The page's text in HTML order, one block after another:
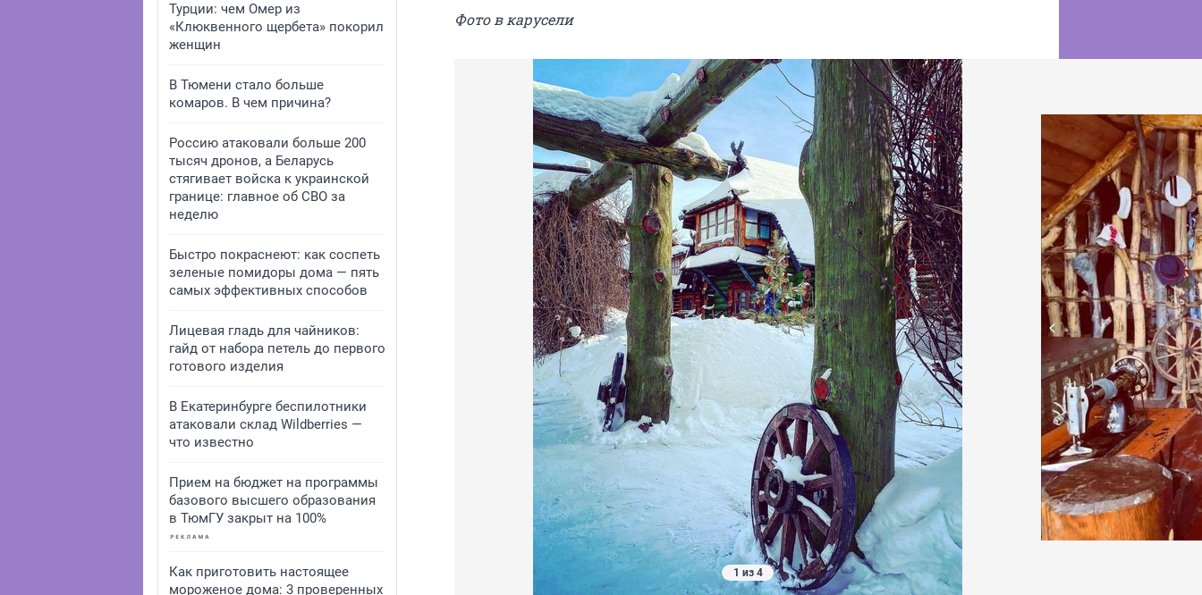
Турции: чем Омер из
«Клюквенного щербета» покорил
женщин
В Тюмени стало больше
комаров. В чем причина?
Россию атаковали больше 200
тысяч дронов, а Беларусь
стягивает войска к украинской
границе: главное об СВО за
неделю
Быстро покраснеют: как соспеть
зеленые помидоры дома — пять
самых эффективных способов
Лицевая гладь для чайников:
гайд от набора петель до первого
готового изделия
В Екатеринбурге беспилотники
атаковали склад Wildberries —
что известно
Прием на бюджет на программы
базового высшего образования
в ТюмГУ закрыт на 100%
Как приготовить настоящее
мороженое дома: 3 проверенных
Фото в карусели
1 из 4